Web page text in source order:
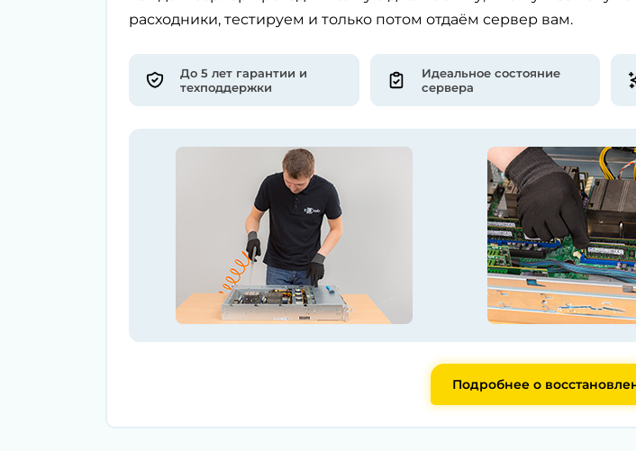
расходники, тестируем и только потом отдаём сервер вам.
До 5 лет гарантии и
техподдержки
Идеальное состояние
сервера
Подробнее о